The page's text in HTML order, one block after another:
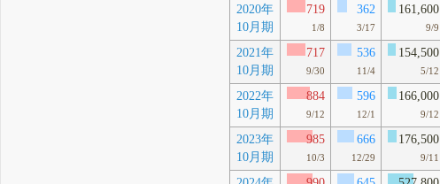
2020年
10月期
719
1/8
362
3/17
161,600
9/9
2021年
10月期
717
9/30
536
11/4
154,500
5/12
2022年
10月期
884
9/12
596
12/1
166,000
9/12
2023年
10月期
985
10/3
666
12/29
176,500
9/11